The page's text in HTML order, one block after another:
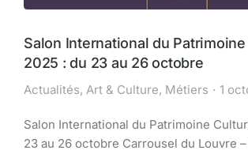
Salon International du
2025 : du 23 au 26 octobre
Actualités, Art & Culture, Métiers 1
Salon International du Patrimoine
23 au 26 octobre Carrousel du Louvre –